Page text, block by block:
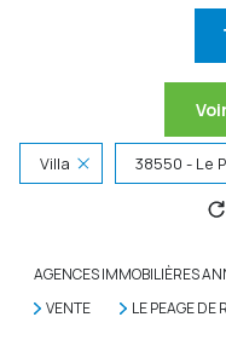
Villa 38550 - Le
AGENCES IMMOBILIÈRES
VENTE
LE PEAGE DE